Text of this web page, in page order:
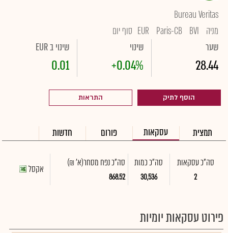
Bureau Veritas
מניה
BVI
Paris-CB
EUR סוף יום
שער
28.44
שינוי
+0.04%
שינוי ב EUR
0.01
הוסף לתיק התראות
תמצית עסקאות פורום חדשות
סה"כ עסקאות
2
סה"כ כמות
30,536
סה"כ נפח מסחר(א' ₪)
868.52
אקסל
פירוט עסקאות יומיות